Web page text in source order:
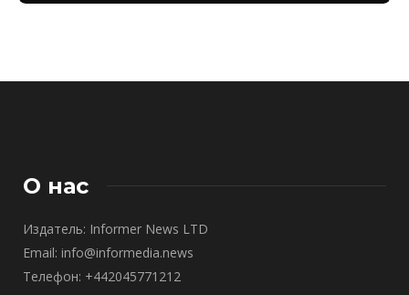
О нас
Издатель: Informer News LTD
Email: info@informedia.news
Телефон: +442045771212